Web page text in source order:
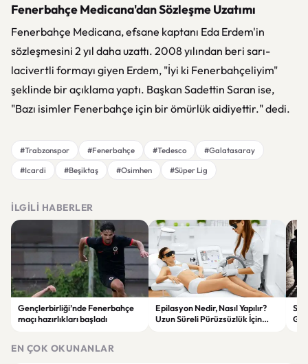
Fenerbahçe Medicana'dan Sözleşme Uzatımı
Fenerbahçe Medicana, efsane kaptanı Eda Erdem'in
sözleşmesini 2 yıl daha uzattı. 2008 yılından beri sarı-
lacivertli formayı giyen Erdem, "İyi ki Fenerbahçeliyim"
şeklinde bir açıklama yaptı. Başkan Sadettin Saran ise,
"Bazı isimler Fenerbahçe için bir ömürlük aidiyettir." dedi.
#Trabzonspor #Fenerbahçe #Tedesco
#Galatasaray
#Icardi
#Beşiktaş #Osimhen #Süper Lig
İLGILI HABERLER
Gençlerbirliği’nde Fenerbahçe
maçı hazırlıkları başladı
Epilasyon Nedir, Nasıl Yapılır?
Uzun Süreli Pürüzsüzlük İçin
EN ÇOK OKUNANLAR